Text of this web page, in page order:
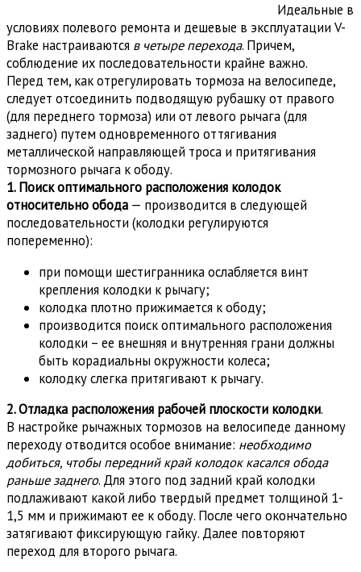
Идеальные в
условиях полевого ремонта и дешевые в эксплуатации V-
Brake настраиваются в четыре перехода. Причем,
соблюдение их последовательности крайне важно.
Перед тем, как отрегулировать тормоза на велосипеде,
следует отсоединить подводящую рубашку от правого
(для переднего тормоза) или от левого рычага (для
заднего) путем одновременного оттягивания
металлической направляющей троса и притягивания
тормозного рычага к ободу.
1. Поиск оптимального расположения колодок
относительно обода — производится в следующей
последовательности (колодки регулируются
попеременно):
при помощи шестигранника ослабляется винт
крепления колодки к рычагу;
колодка плотно прижимается к ободу;
производится поиск оптимального расположения
колодки – ее внешняя и внутренняя грани должны
быть корадиальны окружности колеса;
колодку слегка притягивают к рычагу.
2. Отладка расположения рабочей плоскости колодки.
В настройке рычажных тормозов на велосипеде данному
переходу отводится особое внимание: необходимо
добиться, чтобы передний край колодок касался обода
раньше заднего. Для этого под задний край колодки
подлаживают какой либо твердый предмет толщиной 1-
1,5 мм и прижимают ее к ободу. После чего окончательно
затягивают фиксирующую гайку. Далее повторяют
переход для второго рычага.